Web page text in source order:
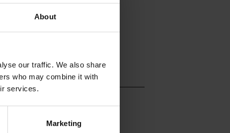
About
our traffic. We also share
who may combine it with
services.
Marketing